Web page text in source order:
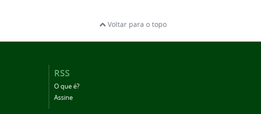
Voltar para o topo
RSS
O que é?
Assine